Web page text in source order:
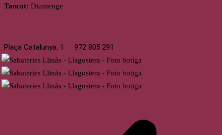
Tancat: Diumenge
Plaça Catalunya, 1 972 805 291